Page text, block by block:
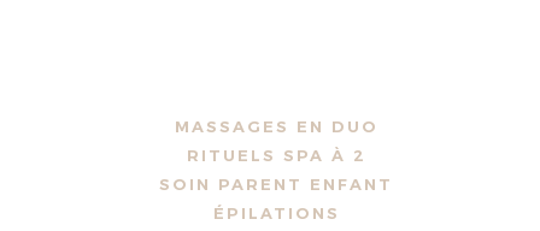
MASSAGES EN DUO
RITUELS SPA À 2
SOIN PARENT ENFANT
ÉPILATIONS